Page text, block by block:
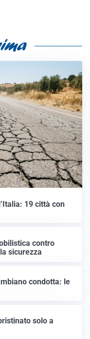
19 città con
contro
sicurezza
condotta: le
solo a